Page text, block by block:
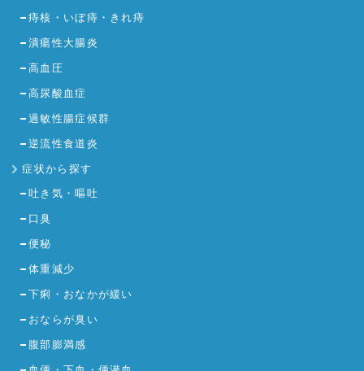
痔核・いぼ痔・きれ痔
潰瘍性大腸炎
高血圧
高尿酸血症
過敏性腸症候群
逆流性食道炎
症状から探す
吐き気・嘔吐
口臭
便秘
体重減少
下痢・おなかが緩い
おならが臭い
腹部膨満感